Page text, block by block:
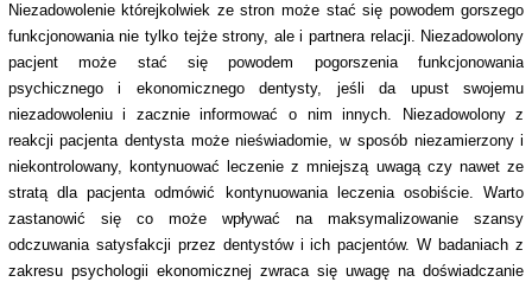
Niezadowolenie którejkolwiek ze stron może stać się powodem gorszego
funkcjonowania nie tylko tejże strony, ale i partnera relacji. Niezadowolony
pacjent może stać się powodem pogorszenia funkcjonowania
psychicznego i ekonomicznego dentysty, jeśli da upust swojemu
niezadowoleniu i zacznie informować o nim innych. Niezadowolony z
reakcji pacjenta dentysta może nieświadomie, w sposób niezamierzony i
niekontrolowany, kontynuować leczenie z mniejszą uwagą czy nawet ze
stratą dla pacjenta odmówić kontynuowania leczenia osobiście. Warto
zastanowić się co może wpływać na maksymalizowanie szansy
odczuwania satysfakcji przez dentystów i ich pacjentów. W badaniach z
zakresu psychologii ekonomicznej zwraca się uwagę na doświadczanie